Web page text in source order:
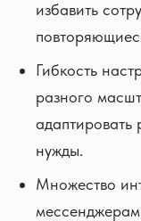
избавить
Гибкость
разного
адаптировать
нужды.
Множество